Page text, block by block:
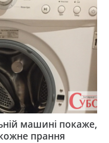
машині покаже,
прання